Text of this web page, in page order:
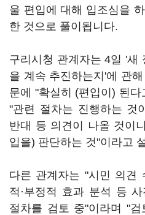
울 편입에 대해 입조심을
한 것으로 풀이됩니다.
구리시청 관계자는 4일 '새
을 계속 추진하는지'에 관
문에 "확실히 (편입이) 된
"관련 절차는 진행하는 것
반대 등 의견이 나올 것이
입을) 판단하는 것"이라고
다른 관계자는 "시민 의견
적·부정적 효과 분석 등
절차를 검토 중"이라며 "